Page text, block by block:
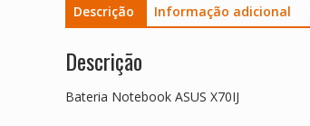
Descrição Informação adicional
Descrição
Bateria Notebook ASUS X70IJ